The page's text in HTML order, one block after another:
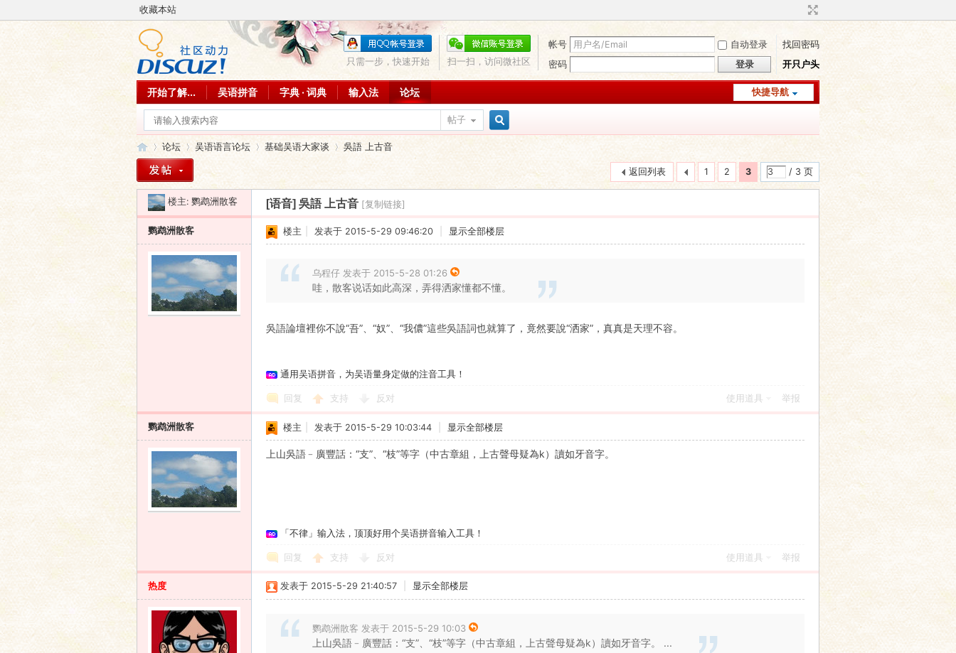
收藏本站
帐号 自动登录
找回密码
密码
登录 开只户头
扫一扫，访问微社区
只需一步，快速开始
快捷导航
开始了解... 吴语拼音 字典 · 词典 输入法 论坛
帖子
»
论坛
›
吴语语言论坛 基础吴语大家谈
›
吳語 上古音
1 2 3 / 3 页
返回列表
楼主: 鹦鹉洲散客 [语音] 吳語 上古音 [复制链接]
鹦鹉洲散客 楼主 发表于 2015-5-29 09:46:20 显示全部楼层
乌程仔 发表于 2015-5-28 01:26
哇，散客说话如此高深，弄得洒家懂都不懂。
吳語論壇裡你不說“吾”、“奴”、“我儂”這些吳語詞也就算了，竟然要說“洒家”，真真是天理不容。
通用吴语拼音，为吴语量身定做的注音工具！
回复 支持 反对 使用道具 举报
鹦鹉洲散客 楼主 发表于 2015-5-29 10:03:44 显示全部楼层
上山吳語﹣廣豐話：“支”、“枝”等字（中古章組，上古聲母疑為k）讀如牙音字。
「不律」输入法，顶顶好用个吴语拼音输入工具！
回复 支持 反对 使用道具 举报
热度 发表于 2015-5-29 21:40:57 显示全部楼层
鹦鹉洲散客 发表于 2015-5-29 10:03
上山吳語﹣廣豐話：“支”、“枝”等字（中古章組，上古聲母疑為k）讀如牙音字。 ...